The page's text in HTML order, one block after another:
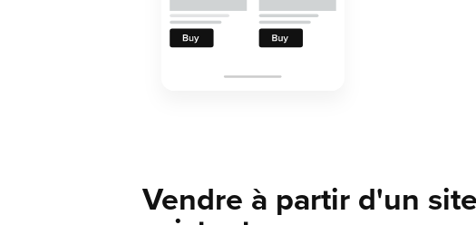
Vendre à partir d'un